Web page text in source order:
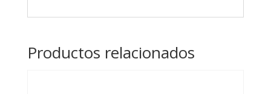
Productos relacionados